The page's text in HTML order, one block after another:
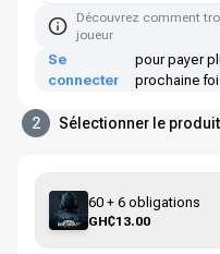
Découvrez comment
joueur
Se
connecter
pour payer
prochaine
2 Sélectionner le produit
60 + 6 obligations
GH₵13.00